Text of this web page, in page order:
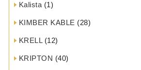
Kalista (1)
KIMBER KABLE (28)
KRELL(12)
KRIPTON (40)